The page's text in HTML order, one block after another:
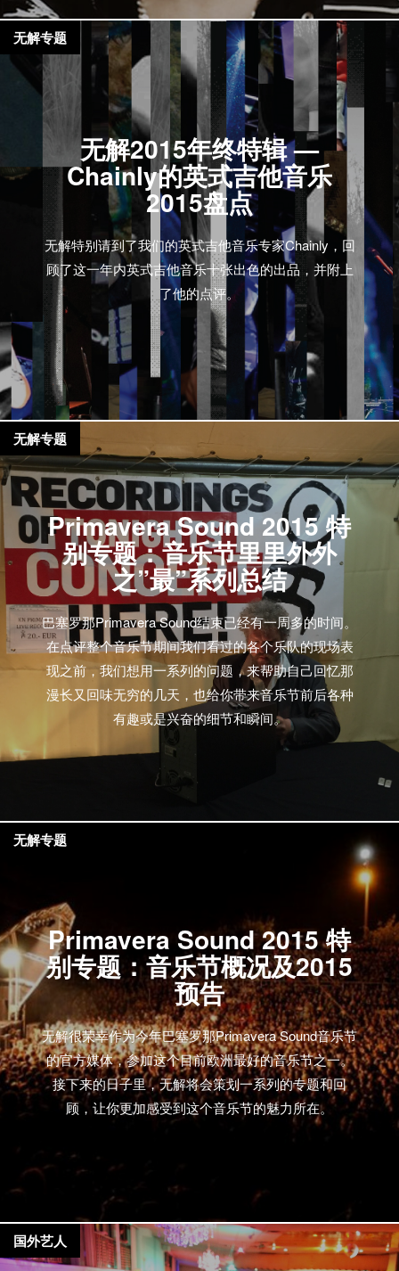
无解2015年终特辑 —
Chainly的英式吉他音乐
2015盘点
无解特别请到了我们的英式吉他音乐专家Chainly，回
顾了这一年内英式吉他音乐十张出色的出品，并附上
了他的点评。
无解专题
Primavera Sound 2015 特
别专题：音乐节里里外外
之”最”系列总结
巴塞罗那Primavera Sound结束已经有一周多的时间。
在点评整个音乐节期间我们看过的各个乐队的现场表
现之前，我们想用一系列的问题，来帮助自己回忆那
漫长又回味无穷的几天，也给你带来音乐节前后各种
有趣或是兴奋的细节和瞬间。
无解专题
Primavera Sound 2015 特
别专题：音乐节概况及2015
预告
无解很荣幸作为今年巴塞罗那Primavera Sound音乐节
的官方媒体，参加这个目前欧洲最好的音乐节之一。
接下来的日子里，无解将会策划一系列的专题和回
顾，让你更加感受到这个音乐节的魅力所在。
无解专题
国外艺人